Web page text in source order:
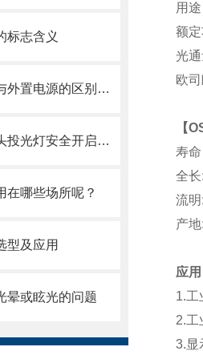
标志含义
内置电源LED灯管与外置电源的区别介绍
点亮港湾，港口码头投光灯安全开启操作指南
在哪些场所呢？
型及应用
晕或眩光的问题
用
额
光
欧
【
寿
全
流
产
应
1.工
2.工
3.显